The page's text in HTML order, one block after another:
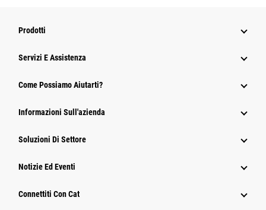
Prodotti
Servizi E Assistenza
Come Possiamo Aiutarti?
Informazioni Sull'azienda
Soluzioni Di Settore
Notizie Ed Eventi
Connettiti Con Cat